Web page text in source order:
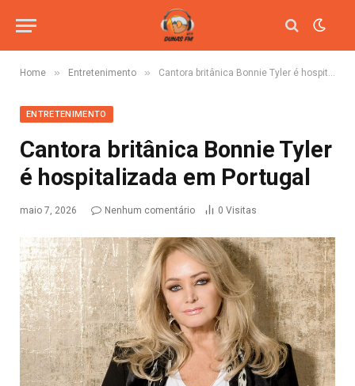
Home » Entretenimento » Cantora britânica Bonnie Tyler é hospitalizada em Portugal
ENTRETENIMENTO
Cantora britânica Bonnie Tyler
é hospitalizada em Portugal
maio 7, 2026 Nenhum comentário 0 Visitas